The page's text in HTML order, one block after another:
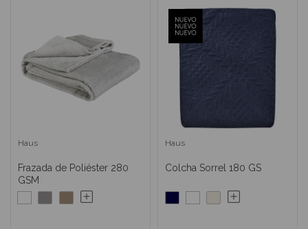
Haus
Frazada de Poliéster 280
GSM
Haus
Colcha Sorrel 180 GS